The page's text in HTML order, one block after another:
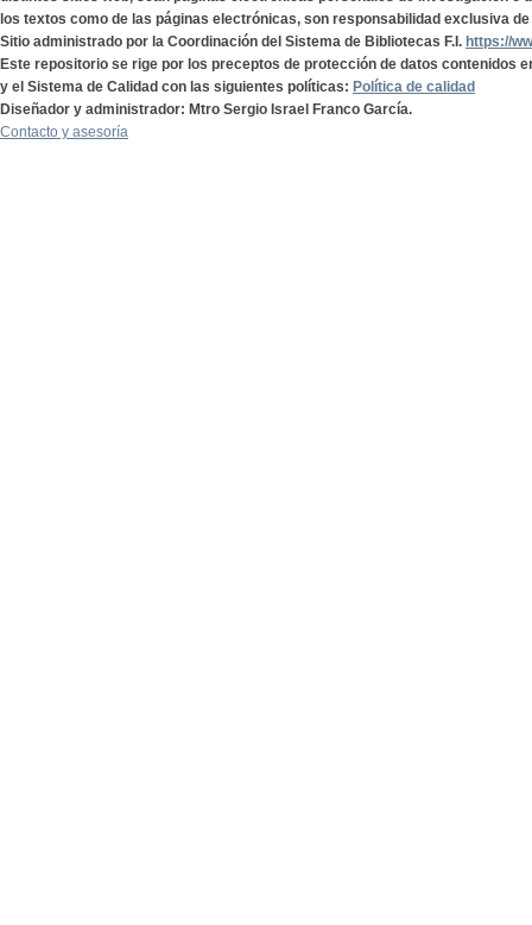
los textos como de las páginas electrónicas, son responsabilidad exclusiva
Sitio administrado por la Coordinación del Sistema de Bibliotecas F.I. https://
Este repositorio se rige por los preceptos de protección de datos contenidos
y el Sistema de Calidad con las siguientes políticas: Política de calidad
Diseñador y administrador: Mtro Sergio Israel Franco García.
Contacto y asesoría